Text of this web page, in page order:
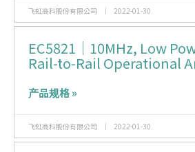
飞虹高科股份有限公司 2022-01-30
EC5821｜10MHz, Low
Rail-to-Rail Operational
产品规格 »
飞虹高科股份有限公司 2022-01-30